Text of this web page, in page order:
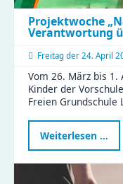
Projektwoche
Verantwortung
Freitag der 24. April
Vom 26. März bis
Kinder der
Freien
Weiterlesen …
–